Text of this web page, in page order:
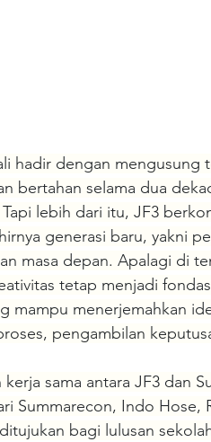
hadir dengan
bertahan selama dua
Tapi lebih dari itu, JF3
generasi baru, yakni
masa depan. Apalagi di
tetap menjadi
mampu menerjemahkan
pengambilan
kerja sama antara JF3 dan
Summarecon, Indo Hose,
bagi lulusan